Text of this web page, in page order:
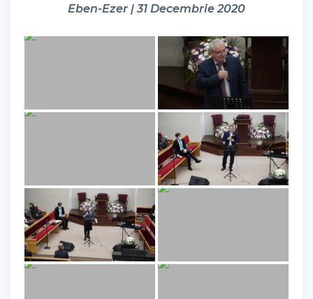
Eben-Ezer | 31 Decembrie 2020